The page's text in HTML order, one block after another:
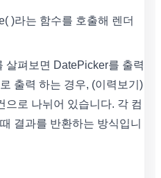
)라는 함수를 호출해 렌더
살펴보면 DatePicker를 출력
출력 하는 경우, (이력보기)
으로 나뉘어 있습니다. 각 컴
결과를 반환하는 방식입니